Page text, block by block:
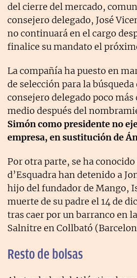
del cierre del mercado,
consejero delegado, José
no continuará en el cargo
finalice su mandato el
La compañía ha puesto en
de selección para la búsqueda
consejero delegado poco más
medio después del
Simón como presidente no
empresa, en sustitución de
Por otra parte, se ha
d’Esquadra han detenido a
hijo del fundador de Mango,
muerte de su padre el 14 de
tras caer por un barranco en
Salnitre en Collbató
Resto de bolsas